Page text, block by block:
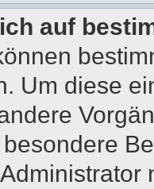
auf
Um diese